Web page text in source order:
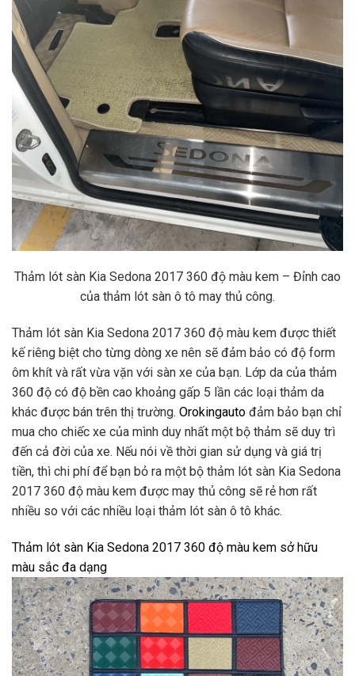
Thảm lót sàn Kia Sedona 2017 360 độ màu kem – Đỉnh cao
của thảm lót sàn ô tô may thủ công.
Thảm lót sàn Kia Sedona 2017 360 độ màu kem được thiết
kế riêng biệt cho từng dòng xe nên sẽ đảm bảo có độ form
ôm khít và rất vừa vặn với sàn xe của bạn. Lớp da của thảm
360 độ có độ bền cao khoảng gấp 5 lần các loại thảm da
khác được bán trên thị trường. Orokingauto đảm bảo bạn chỉ
mua cho chiếc xe của mình duy nhất một bộ thảm sẽ duy trì
đến cả đời của xe. Nếu nói về thời gian sử dụng và giá trị
tiền, thì chi phí để bạn bỏ ra một bộ thảm lót sàn Kia Sedona
2017 360 độ màu kem được may thủ công sẽ rẻ hơn rất
nhiều so với các nhiều loại thảm lót sàn ô tô khác.
Thảm lót sàn Kia Sedona 2017 360 độ màu kem sở hữu
màu sắc đa dạng